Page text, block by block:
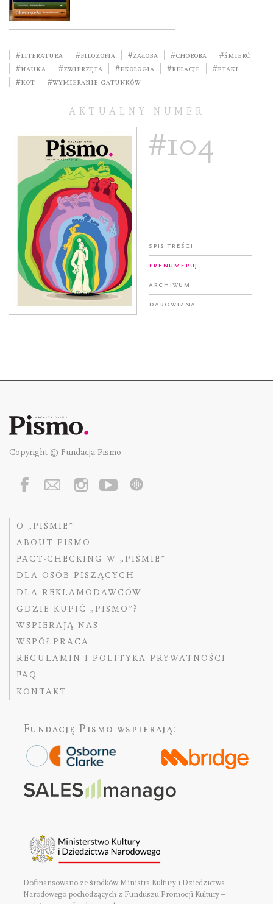
#literatura #filozofia #żałoba #choroba
#śmierć
#nauka
#zwierzęta #ekologia #relacje
#ptaki
#kot
#wymieranie gatunków
AKTUALNY NUMER
#104
Spis treści
Prenumeruj
Archiwum
Darowizna
Copyright © Fundacja Pismo
O „PIŚMIE”
ABOUT PISMO
FACT-CHECKING W „PIŚMIE”
DLA OSÓB PISZĄCYCH
DLA REKLAMODAWCÓW
GDZIE KUPIĆ „PISMO”?
WSPIERAJĄ NAS
WSPÓŁPRACA
REGULAMIN I POLITYKA PRYWATNOŚCI
FAQ
KONTAKT
Fundację Pismo wspierają:
Dofinansowano ze środków Ministra Kultury i Dziedzictwa
Narodowego pochodzących z Funduszu Promocji Kultury –